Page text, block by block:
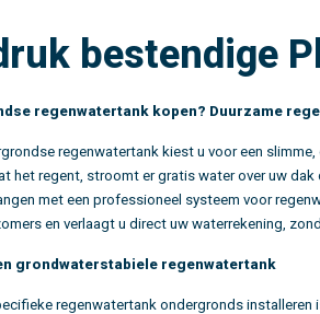
bestendige
regenwatertank kopen? Duurzame
regenwatertank kiest u voor een
het regent, stroomt er gratis water over uw
met een professioneel systeem voor
en verlaagt u direct uw waterrekening,
grondwaterstabiele regenwatertank
regenwatertank ondergrondsinstalleren